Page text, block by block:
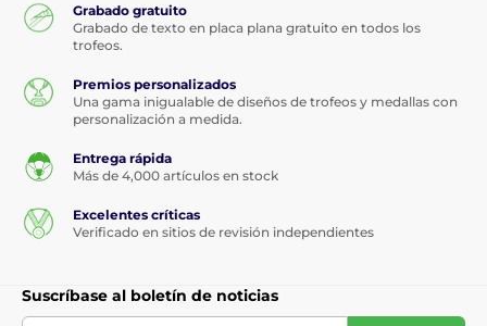
Grabado gratuito
Grabado de texto en placa plana gratuito en todos los
trofeos.
Premios personalizados
Una gama inigualable de diseños de trofeos y medallas con
personalización a medida.
Entrega rápida
Más de 4,000 artículos en stock
Excelentes críticas
Verificado en sitios de revisión independientes
Suscríbase al boletín de noticias